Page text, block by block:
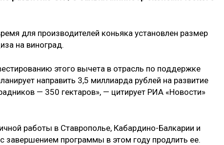
для производителей коньяка установлен размер
на виноград.
этого вычета в отрасль по поддержке
направить 3,5 миллиарда рублей на развитие
— 350 гектаров», — цитирует РИА «Новости»
работы в Ставрополье, Кабардино-Балкарии и
завершением программы в этом году продлить ее.